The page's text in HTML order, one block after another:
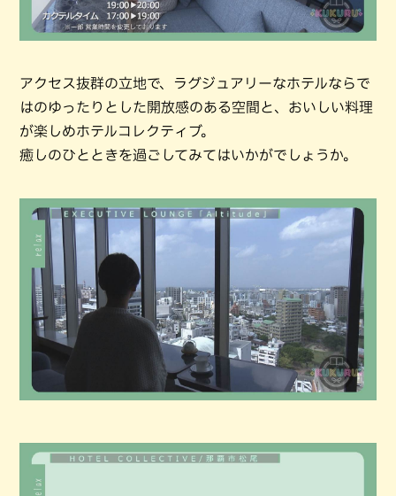
アクセス抜群の立地で、ラグジュアリーなホテルならで
はのゆったりとした開放感のある空間と、おいしい料理
が楽しめホテルコレクティブ。
癒しのひとときを過ごしてみてはいかがでしょうか。